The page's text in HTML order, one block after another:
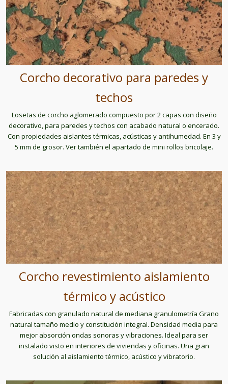
Corcho decorativo para paredes y
techos
Losetas de corcho aglomerado compuesto por 2 capas con diseño
decorativo, para paredes y techos con acabado natural o encerado.
Con propiedades aislantes térmicas, acústicas y antihumedad. En 3 y
5 mm de grosor. Ver también el apartado de mini rollos bricolaje.
Corcho revestimiento aislamiento
térmico y acústico
Fabricadas con granulado natural de mediana granulometría Grano
natural tamaño medio y constitución integral. Densidad media para
mejor absorción ondas sonoras y vibraciones. Ideal para ser
instalado visto en interiores de viviendas y oficinas. Una gran
solución al aislamiento térmico, acústico y vibratorio.